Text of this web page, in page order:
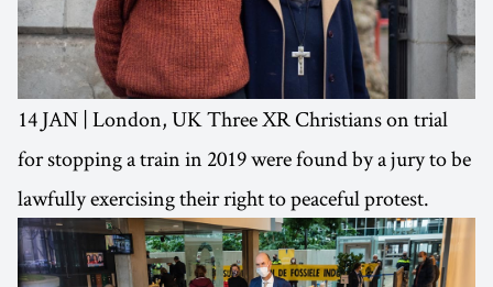
14 JAN | London, UK Three XR Christians on trial
for stopping a train in 2019 were found by a jury to be
lawfully exercising their right to peaceful protest.